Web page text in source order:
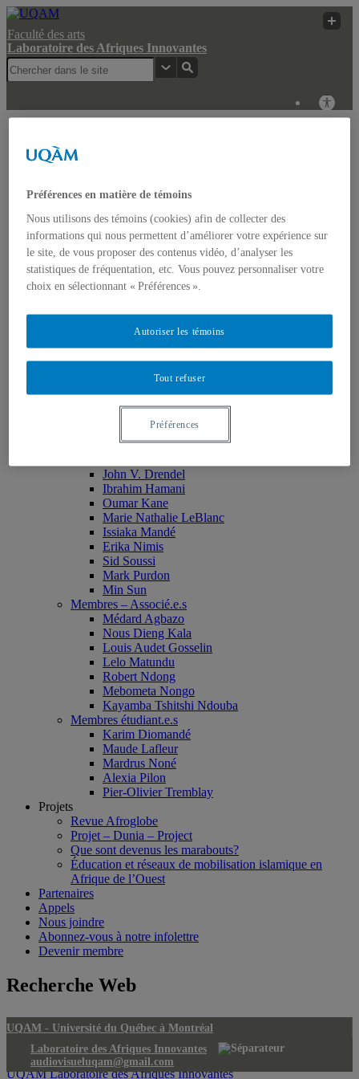
Faculté des arts
Laboratoire des Afriques Innovantes
Actualités
Colloque: REGARDS COMPARATISTES SUR LES
IMAGINAIRES NON-DOMINANTS EN AFRIQUE ET
DANS LES AMÉRIQUES
Accueil
Bulletin Bandung Spirit
Qui sommes-nous ?
Membres de l’UQÀM
Monia Abdallah
Jean-Jacques Bogui
Bonnie Campbell
John V. Drendel
Ibrahim Hamani
Oumar Kane
Marie Nathalie LeBlanc
Issiaka Mandé
Erika Nimis
Sid Soussi
Mark Purdon
Min Sun
Membres – Associé.e.s
Médard Agbazo
Nous Dieng Kala
Louis Audet Gosselin
Lelo Matundu
Robert Ndong
Mebometa Nongo
Kayamba Tshitshi Ndouba
Membres étudiant.e.s
Karim Diomandé
Maude Lafleur
Mardrus Noné
Alexia Pilon
Pier-Olivier Tremblay
Projets
Revue Afroglobe
Projet – Dunia – Project
Que sont devenus les marabouts?
Éducation et réseaux de mobilisation islamique en
Afrique de l’Ouest
Partenaires
Appels
Nous joindre
Abonnez-vous à notre infolettre
Devenir membre
Recherche Web
UQAM - Université du Québec à Montréal
Laboratoire des Afriques Innovantes
audiovisueluqam@gmail.com
UQAM Laboratoire des Afriques Innovantes
Préférences en matière de témoins
Nous utilisons des témoins (cookies) afin de collecter des
informations qui nous permettent d’améliorer votre expérience sur
le site, de vous proposer des contenus vidéo, d’analyser les
statistiques de fréquentation, etc. Vous pouvez personnaliser votre
choix en sélectionnant « Préférences ».
Tout refuser
Autoriser les témoins
Préférences